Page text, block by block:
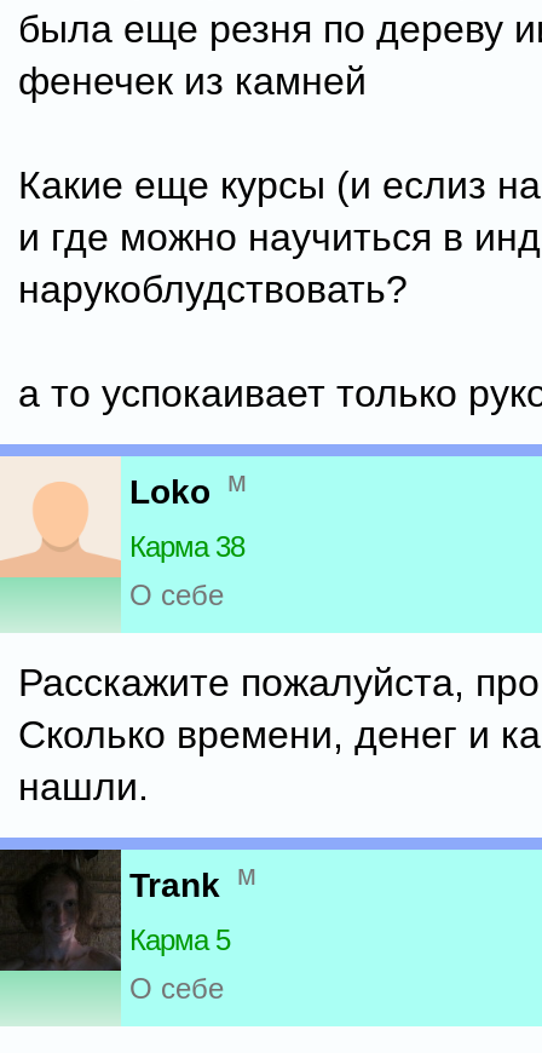
была еще резня по дереву
фенечек из камней
Какие еще курсы (и еслиз
и где можно научиться в
нарукоблудствовать?
а то успокаивает только
Loko м
Карма 38
О себе
Расскажите пожалуйста,
Сколько времени, денег и
нашли.
Trank м
Карма 5
О себе